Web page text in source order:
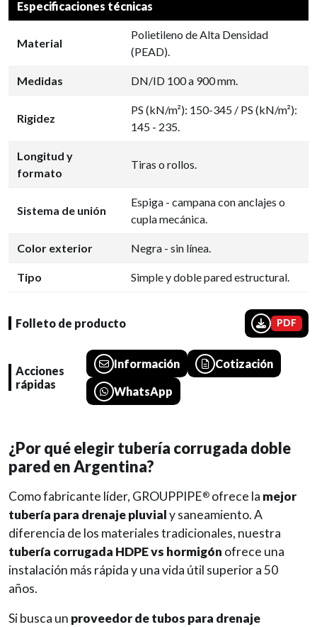
Especificaciones técnicas
Material
Polietileno de Alta Densidad
(PEAD).
Medidas DN/ID 100 a 900 mm.
Rigidez
PS (kN/m²): 150-345 / PS (kN/m²):
145 - 235.
Longitud y
formato
Tiras o rollos.
Sistema de unión
Espiga - campana con anclajes o
cupla mecánica.
Color exterior Negra - sin línea.
Tipo Simple y doble pared estructural.
Folleto de producto PDF
Acciones
rápidas
Información Cotización
WhatsApp
¿Por qué elegir tubería corrugada doble
pared en Argentina?
Como fabricante líder, GROUPPIPE® ofrece la mejor
tubería para drenaje pluvialy saneamiento. A
diferencia de los materiales tradicionales, nuestra
tubería corrugada HDPE vs hormigón ofrece una
instalación más rápida y una vida útil superior a 50
años.
Si busca un proveedor de tubos para drenaje